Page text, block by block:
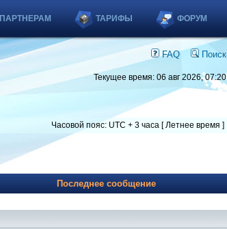
ПАРТНЕРАМ ТАРИФЫ ФОРУМ
FAQ Поиск
Текущее время: 06 авг 2026, 07:20
Часовой пояс: UTC + 3 часа [ Летнее время ]
Последнее сообщение